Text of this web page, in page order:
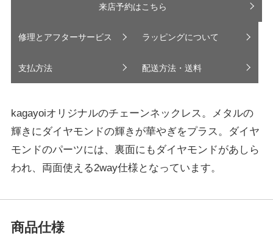
来店予約はこちら
修理とアフターサービス ラッピングについて
支払方法 配送方法・送料
kagayoiオリジナルのチェーンネックレス。メタルの
輝きにダイヤモンドの輝きが華やぎをプラス。ダイヤ
モンドのパーツには、裏面にもダイヤモンドがあしら
われ、両面使える2way仕様となっています。